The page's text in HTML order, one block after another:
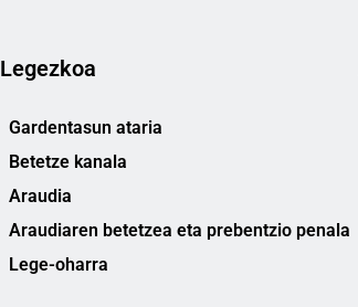
Legezkoa
Gardentasun ataria
Betetze kanala
Araudia
Araudiaren betetzea eta prebentzio penala
Lege-oharra